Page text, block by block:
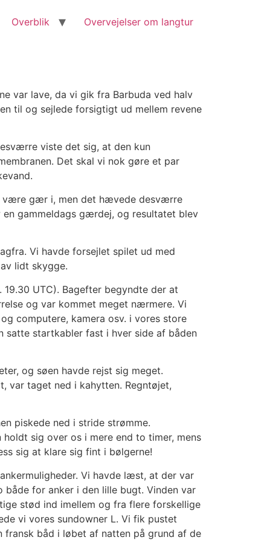
Overblik Overvejelser om langtur
var lave, da vi gik fra Barbuda ved halv
til og sejlede forsigtigt ud mellem revene
viste det sig, at den kun
Det skal vi nok gøre et par
være gær i, men det hævede desværre
gammeldags gærdej, og resultatet blev
Vi havde forsejlet spilet ud med
lidt skygge.
UTC). Bagefter begyndte der at
og var kommet meget nærmere. Vi
computere, kamera osv. i vores store
satte startkabler fast i hver side af båden
og søen havde rejst sig meget.
var taget ned i kahytten. Regntøjet,
piskede ned i stride strømme.
sig over os i mere end to timer, mens
sig at klare sig fint i bølgerne!
Vi havde læst, at der var
både for anker i den lille bugt. Vinden var
stød ind imellem og fra flere forskellige
vi vores sundowner L. Vi fik pustet
båd i løbet af natten på grund af de